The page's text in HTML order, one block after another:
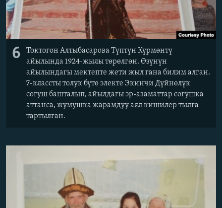
6
Токтогон Алтыбасарова Түптүн Күрмөнтү
айылында 1924-жылы төрөлгөн. Өзүнүн
айылындагы мектепте жети жыл гана билим алган.
7-классты толук бүтө электе Экинчи Дүйнөлүк
согуш башталып, айылдагы эр-азаматтар согушка
аттанса, жумушка жарамдуу аял кишилер тылга
тартылган.